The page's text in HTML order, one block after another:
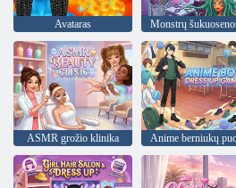
Avataras
ASMR grožio klinika